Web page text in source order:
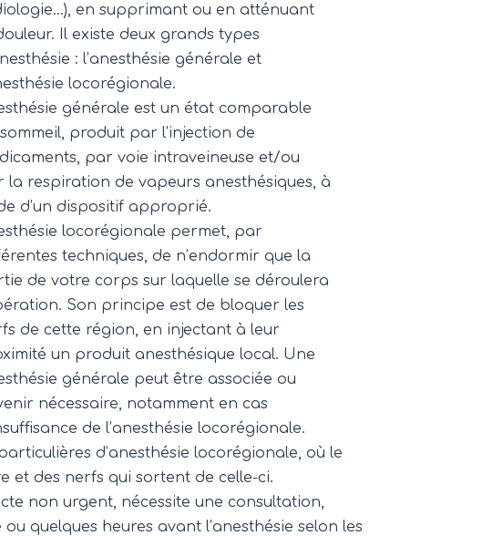
en supprimant ou en atténuant
Il existe deux grands types
: l’anesthésie générale et
locorégionale.
générale est un état comparable
produit par l’injection de
par voie intraveineuse et/ou
la respiration de vapeurs anesthésiques, à
d’un dispositif approprié.
locorégionale permet, par
techniques, de n’endormir que la
de votre corps sur laquelle se déroulera
Son principe est de bloquer les
de cette région, en injectant à leur
un produit anesthésique local. Une
générale peut être associée ou
nécessaire, notamment en cas
de l’anesthésie locorégionale.
d’anesthésie locorégionale, où le
et des nerfs qui sortent de celle-ci.
non urgent, nécessite une consultation,
quelques heures avant l’anesthésie selon les